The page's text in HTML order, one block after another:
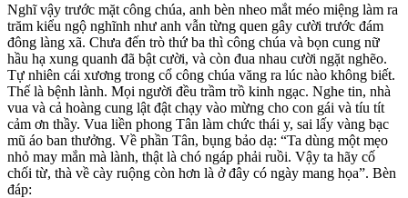
Nghĩ vậy trước mặt công chúa, anh bèn nheo mắt méo miệng làm ra
trăm kiểu ngộ nghĩnh như anh vẫn từng quen gây cười trước đám
đông làng xã. Chưa đến trò thứ ba thì công chúa và bọn cung nữ
hầu hạ xung quanh đã bật cười, và còn đua nhau cười ngặt nghẽo.
Tự nhiên cái xương trong cổ công chúa văng ra lúc nào không biết.
Thế là bệnh lành. Mọi người đều trầm trồ kinh ngạc. Nghe tin, nhà
vua và cả hoàng cung lật đật chạy vào mừng cho con gái và tíu tít
cảm ơn thầy. Vua liền phong Tân làm chức thái y, sai lấy vàng bạc
mũ áo ban thưởng. Về phần Tân, bụng bảo dạ: “Ta dùng một mẹo
nhỏ may mắn mà lành, thật là chó ngáp phải ruồi. Vậy ta hãy cố
chối từ, thà về cày ruộng còn hơn là ở đây có ngày mang họa”. Bèn
đáp: